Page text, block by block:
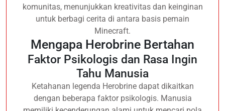
komunitas, menunjukkan kreativitas dan keinginan
untuk berbagi cerita di antara basis pemain
Minecraft.
Mengapa Herobrine Bertahan
Faktor Psikologis dan Rasa Ingin
Tahu Manusia
Ketahanan legenda Herobrine dapat dikaitkan
dengan beberapa faktor psikologis. Manusia